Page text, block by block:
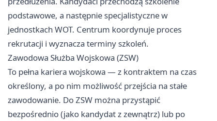
podstawowe, a następnie specjalistyczne w
jednostkach WOT. Centrum koordynuje proces
rekrutacji i wyznacza terminy szkoleń.
Zawodowa Służba Wojskowa (ZSW)
To pełna kariera wojskowa — z kontraktem na czas
określony, a po nim możliwość przejścia na stałe
zawodowanie. Do ZSW można przystąpić
bezpośrednio (jako kandydat z zewnątrz) lub po